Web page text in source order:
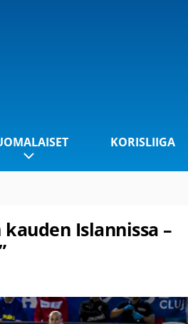
KORISLIIGA
Islannissa –